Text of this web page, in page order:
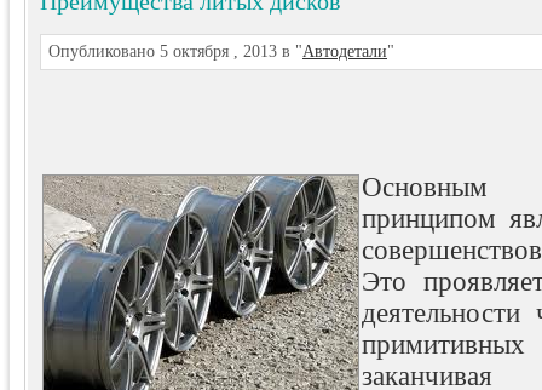
Опубликовано 5 октября , 2013 в "Автодетали"
Основным
принципом
Это
деятельности